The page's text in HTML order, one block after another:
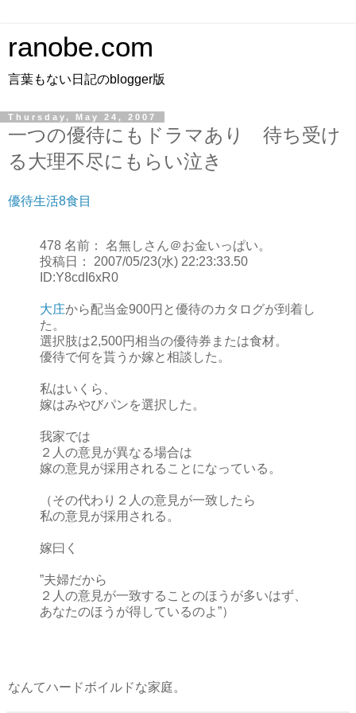
ranobe.com
言葉もない日記のblogger版
Thursday, May 24, 2007
一つの優待にもドラマあり 待ち受け
る大理不尽にもらい泣き
優待生活8食目
478 名前： 名無しさん＠お金いっぱい。
投稿日： 2007/05/23(水) 22:23:33.50
ID:Y8cdI6xR0
大庄から配当金900円と優待のカタログが到着し
た。
選択肢は2,500円相当の優待券または食材。
優待で何を貰うか嫁と相談した。
私はいくら、
嫁はみやびパンを選択した。
我家では
２人の意見が異なる場合は
嫁の意見が採用されることになっている。
（その代わり２人の意見が一致したら
私の意見が採用される。
嫁曰く
”夫婦だから
２人の意見が一致することのほうが多いはず、
あなたのほうが得しているのよ”）
なんてハードボイルドな家庭。